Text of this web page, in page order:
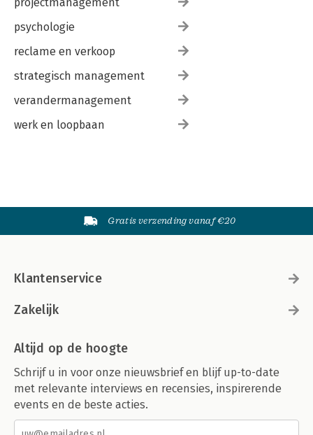
psychologie
reclame en verkoop
strategisch management
verandermanagement
werk en loopbaan
Gratis verzending vanaf €20
Klantenservice
Zakelijk
Altijd op de hoogte
Schrijf u in voor onze nieuwsbrief en blijf up-to-date
met relevante interviews en recensies, inspirerende
events en de beste acties.